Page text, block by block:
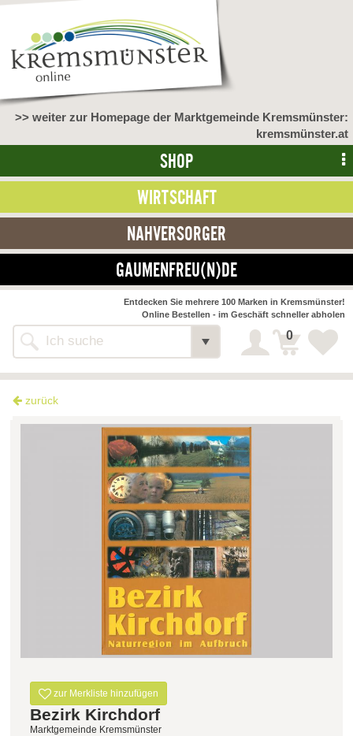
>> weiter zur Homepage der Marktgemeinde Kremsmünster:
kremsmünster.at
SHOP
WIRTSCHAFT
NAHVERSORGER
GAUMENFREU(N)DE
Alle Webseiten
Entdecken Sie mehrere 100 Marken in Kremsmünster!
Online Bestellen - im Geschäft schneller abholen
0
zurück
zur Merkliste hinzufügen
Bezirk Kirchdorf
Marktgemeinde Kremsmünster